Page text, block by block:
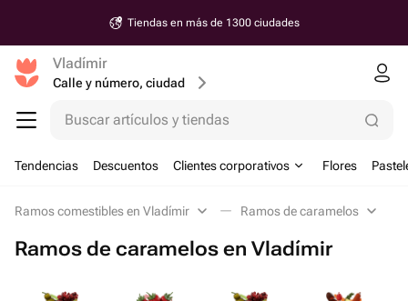
Tiendas en más de 1300 ciudades
Vladímir
Calle y número, ciudad
Buscar artículos y tiendas
Tendencias Descuentos Clientes corporativos Flores
Ramos comestibles en Vladímir Ramos de caramelos
Ramos de caramelos en Vladímir